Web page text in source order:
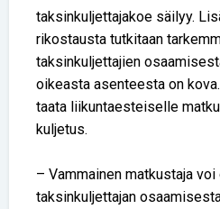
taksinkuljettajakoe säilyy.
rikostausta tutkitaan
taksinkuljettajien
oikeasta asenteesta on
taata liikuntaesteiselle
kuljetus.
– Vammainen matkustaja
taksinkuljettajan